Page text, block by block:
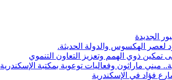
الجديدة
لعصر الهكسوس والدولة الحديثة.
تمكين ذوي الهمم وتعزيز التعاون التنموي
ماراثون وفعاليات توعوية بمكتبة الإسكندرية
فؤاد في الإسكندرية